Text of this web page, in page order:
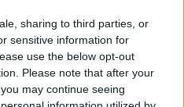
sharing to third parties, or
sensitive information for
use the below opt-out
Please note that after your
may continue seeing
Santé
sante.fr